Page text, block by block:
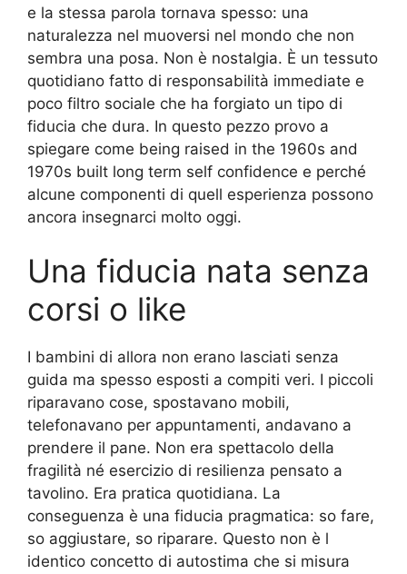
e la stessa parola tornava spesso: una
naturalezza nel muoversi nel mondo che non
sembra una posa. Non è nostalgia. È un tessuto
quotidiano fatto di responsabilità immediate e
poco filtro sociale che ha forgiato un tipo di
fiducia che dura. In questo pezzo provo a
spiegare come being raised in the 1960s and
1970s built long term self confidence e perché
alcune componenti di quell esperienza possono
ancora insegnarci molto oggi.
Una fiducia nata senza
corsi o like
I bambini di allora non erano lasciati senza
guida ma spesso esposti a compiti veri. I piccoli
riparavano cose, spostavano mobili,
telefonavano per appuntamenti, andavano a
prendere il pane. Non era spettacolo della
fragilità né esercizio di resilienza pensato a
tavolino. Era pratica quotidiana. La
conseguenza è una fiducia pragmatica: so fare,
so aggiustare, so riparare. Questo non è l
identico concetto di autostima che si misura